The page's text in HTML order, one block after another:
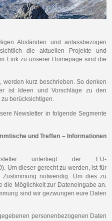
Abständen und anlassbezogen
die aktuellen Projekte und
Link zu unserer Homepage sind die
werden kurz beschrieben. So denken
ist Ideen und Vorschläge zu den
berücksichtigen.
Newsletter in folgende Segmente
und Treffen – Informationen
unterliegt der EU-
Um dieser gerecht zu werden, ist für
notwendig. Um dies zu
Möglichkeit zur Dateneingabe an.
sind wir gezwungen eure Daten
personenbezogenen Daten